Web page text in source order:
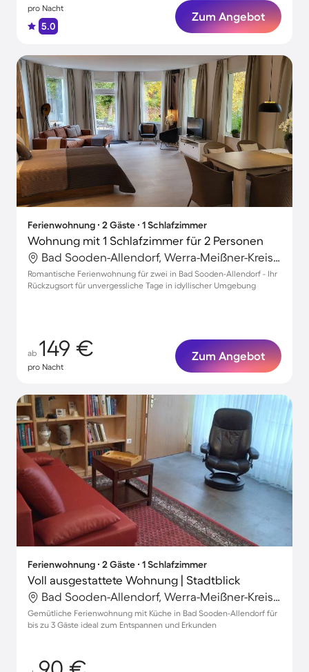
pro Nacht
5.0
Zum Angebot
Ferienwohnung ∙ 2 Gäste ∙ 1 Schlafzimmer
Wohnung mit 1 Schlafzimmer für 2 Personen
Bad Sooden-Allendorf, Werra-Meißner-Kreis, Deutschland
Romantische Ferienwohnung für zwei in Bad Sooden-Allendorf - Ihr
Rückzugsort für unvergessliche Tage in idyllischer Umgebung
ab 149 €
pro Nacht
Zum Angebot
Ferienwohnung ∙ 2 Gäste ∙ 1 Schlafzimmer
Voll ausgestattete Wohnung | Stadtblick
Bad Sooden-Allendorf, Werra-Meißner-Kreis, Deutschland
Gemütliche Ferienwohnung mit Küche in Bad Sooden-Allendorf für
bis zu 3 Gäste ideal zum Entspannen und Erkunden